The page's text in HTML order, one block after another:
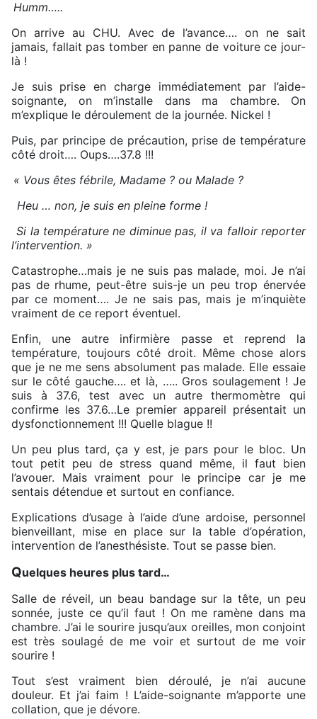
Humm…..
On arrive au CHU. Avec de l’avance…. on ne sait
jamais, fallait pas tomber en panne de voiture ce jour-
là !
Je suis prise en charge immédiatement par l’aide-
soignante, on m’installe dans ma chambre. On
m’explique le déroulement de la journée. Nickel !
Puis, par principe de précaution, prise de température
côté droit…. Oups….37.8 !!!
« Vous êtes fébrile, Madame ? ou Malade ?
Heu … non, je suis en pleine forme !
Si la température ne diminue pas, il va falloir reporter
l’intervention. »
Catastrophe…mais je ne suis pas malade, moi. Je n’ai
pas de rhume, peut-être suis-je un peu trop énervée
par ce moment…. Je ne sais pas, mais je m’inquiète
vraiment de ce report éventuel.
Enfin, une autre infirmière passe et reprend la
température, toujours côté droit. Même chose alors
que je ne me sens absolument pas malade. Elle essaie
sur le côté gauche…. et là, ….. Gros soulagement ! Je
suis à 37.6, test avec un autre thermomètre qui
confirme les 37.6…Le premier appareil présentait un
dysfonctionnement !!! Quelle blague !!
Un peu plus tard, ça y est, je pars pour le bloc. Un
tout petit peu de stress quand même, il faut bien
l’avouer. Mais vraiment pour le principe car je me
sentais détendue et surtout en confiance.
Explications d’usage à l’aide d’une ardoise, personnel
bienveillant, mise en place sur la table d’opération,
intervention de l’anesthésiste. Tout se passe bien.
Quelques heures plus tard…
Salle de réveil, un beau bandage sur la tête, un peu
sonnée, juste ce qu’il faut ! On me ramène dans ma
chambre. J’ai le sourire jusqu’aux oreilles, mon conjoint
est très soulagé de me voir et surtout de me voir
sourire !
Tout s’est vraiment bien déroulé, je n’ai aucune
douleur. Et j’ai faim ! L’aide-soignante m’apporte une
collation, que je dévore.